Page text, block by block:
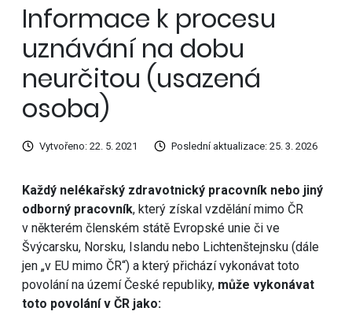
Informace k procesu
uznávání na dobu
neurčitou (usazená
osoba)
Vytvořeno: 22. 5. 2021 Poslední aktualizace: 25. 3. 2026
Každý nelékařský zdravotnický pracovník nebo jiný
odborný pracovník, který získal vzdělání mimo ČR
v některém členském státě Evropské unie či ve
Švýcarsku, Norsku, Islandu nebo Lichtenštejnsku (dále
jen „v EU mimo ČR“) a který přichází vykonávat toto
povolání na území České republiky, může vykonávat
toto povolání v ČR jako: